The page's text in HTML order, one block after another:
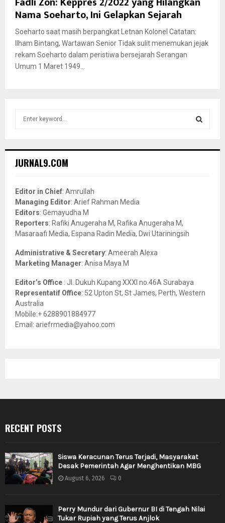
Nama Soeharto, Ini Gelapkan Sejarah
Soeharto saat masih berpangkat Letnan Kolonel Catatan:
Ilham Bintang, Wartawan Senior Tidak sulit menemukan jejak
rekam Soeharto dalam peristiwa bersejarah Serangan
Umum 1 Maret 1949...
h
o
r
:
JURNAL9.COM
Editor in Chief: Amrullah
Managing Editor: Arief Rahman Media
Editors: Gemayudha M
Reporters: Rafiki Anugeraha M, Rafika Anugeraha M,
Masaraafi Media, Espana Radin Media, Dwi Utariningsih
Administrative & Secretary: Ameerah Alexa
Marketing Manager: Anisa Maya M
Editor’s Office : Jl. Dukuh Kupang XXXI no.46A Surabaya
Representatif Office: 52 Upton St, St James, Perth, Western
Australia
Mobile:+ 6288901884977
Email: ariefrmedia@yahoo.com
RECENT POSTS
Siswa Keracunan Terus Terjadi, Masyarakat
Desak Pemerintah Agar Menghentikan MBG
August 6, 2026 0
Perry Mundur dari Gubernur BI di Tengah Nilai
Tukar Rupiah yang Terus Anjlok